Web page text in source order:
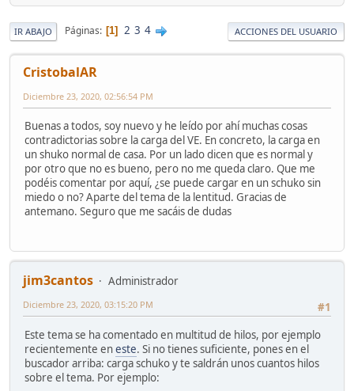
IR ABAJO Páginas 1 2 3 4 ACCIONES DEL USUARIO
CristobalAR
Diciembre 23, 2020, 02:56:54 PM
Buenas a todos, soy nuevo y he leído por ahí muchas cosas
contradictorias sobre la carga del VE. En concreto, la carga en
un shuko normal de casa. Por un lado dicen que es normal y
por otro que no es bueno, pero no me queda claro. Que me
podéis comentar por aquí, ¿se puede cargar en un schuko sin
miedo o no? Aparte del tema de la lentitud. Gracias de
antemano. Seguro que me sacáis de dudas
jim3cantos
Administrador
#1
Diciembre 23, 2020, 03:15:20 PM
Este tema se ha comentado en multitud de hilos, por ejemplo
recientemente eneste. Si no tienes suficiente, pones en el
buscador arriba: carga schuko y te saldrán unos cuantos hilos
sobre el tema. Por ejemplo: